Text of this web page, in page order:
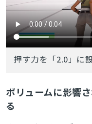
押す力を「2.0」に
ボリュームに影響
る